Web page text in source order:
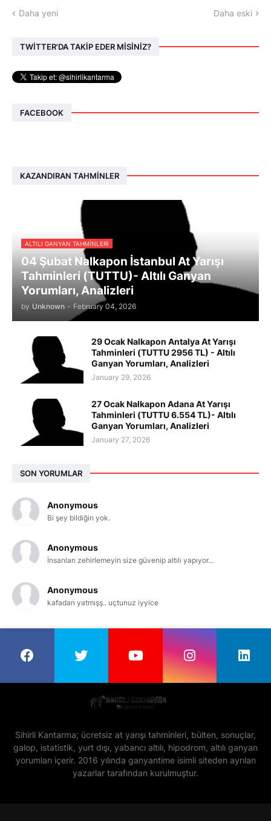
Daha yeni Daha eski
TWİTTER'DA TAKİP EDER MİSİNİZ?
FACEBOOK
KAZANDIRAN TAHMINLER
ALTILI GANYAN TAHMINLERI
04 Şubat Nalkapon İstanbul At Yarışı
Tahminleri (TUTTU)- Altılı Ganyan
Yorumları, Analizleri
by Unknown - February 04, 2026
29 Ocak Nalkapon Antalya At Yarışı
Tahminleri (TUTTU 2956 TL) - Altılı
Ganyan Yorumları, Analizleri
January 29, 2026
27 Ocak Nalkapon Adana At Yarışı
Tahminleri (TUTTU 6.554 TL)- Altılı
Ganyan Yorumları, Analizleri
January 27, 2026
SON YORUMLAR
Anonymous
Bi şey bildiğin yok.
Anonymous
İnsanları zehirlemeyin size güvenip altılı yapıyor...
Anonymous
kafadan yatmışş.. uçtunuz iyyice
Sihirli Kantarma; ücretsiz at yarışı tahminleri, bülten, sonuçlar,
galop, istatistik, yurt dışı, yabancı altılı, hipodrom, altılı ganyan
yorumları içerir. 2016 yılında ganyantime isimli siteden ayrılan
yazarlar tarafından kurulmuştur.